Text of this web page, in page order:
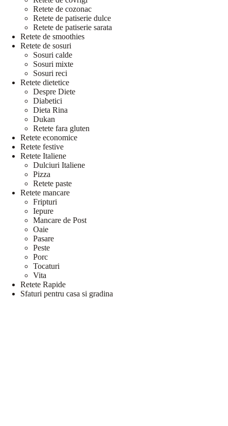
Retete de cozonac
Retete de patiserie dulce
Retete de patiserie sarata
Retete de smoothies
Retete de sosuri
Sosuri calde
Sosuri mixte
Sosuri reci
Retete dietetice
Despre Diete
Diabetici
Dieta Rina
Dukan
Retete fara gluten
Retete economice
Retete festive
Retete Italiene
Dulciuri Italiene
Pizza
Retete paste
Retete mancare
Fripturi
Iepure
Mancare de Post
Oaie
Pasare
Peste
Porc
Tocaturi
Vita
Retete Rapide
Sfaturi pentru casa si gradina